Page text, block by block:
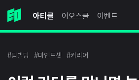
아티클 이오스쿨 이벤트
#팀빌딩 #마인드셋 #커리어